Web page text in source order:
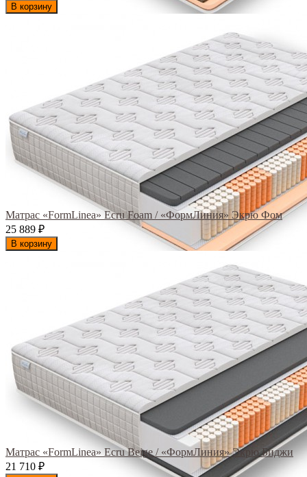
В корзину
Матрас «FormLinea» Ecru Foam / «ФормЛиния» Экрю Фом
25 889 ₽
В корзину
Матрас «FormLinea» Ecru Beige / «ФормЛиния» Экрю Биджи
21 710 ₽